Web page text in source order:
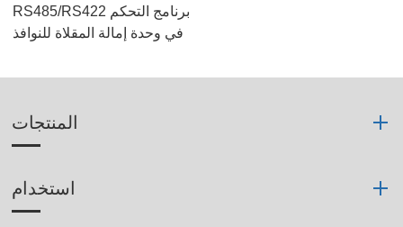
RS485/RS422 برنامج التحكم
في وحدة إمالة المقلاة للنوافذ
المنتجات
استخدام